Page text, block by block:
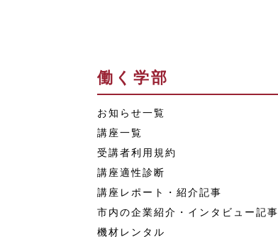
働く学部
お知らせ一覧
講座一覧
受講者利用規約
講座適性診断
講座レポート・紹介記事
市内の企業紹介・インタビュー記事
機材レンタル